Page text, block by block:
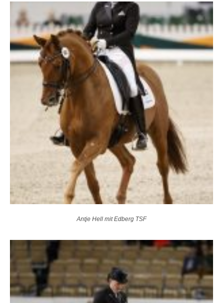
Antje Hell mit Edberg TSF